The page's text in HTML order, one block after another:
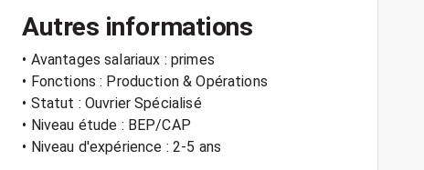
Autres informations
• Avantages salariaux : primes
• Fonctions : Production & Opérations
• Statut : Ouvrier Spécialisé
• Niveau étude : BEP/CAP
• Niveau d'expérience : 2-5 ans